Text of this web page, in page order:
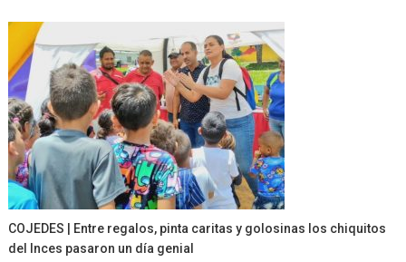
COJEDES | Entre regalos, pinta caritas y golosinas los chiquitos
del Inces pasaron un día genial